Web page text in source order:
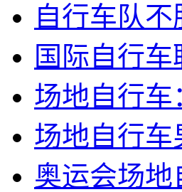
自行车队
国际自行
场地自行车
场地自行车
奥运会场